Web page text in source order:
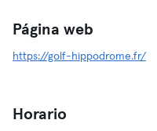
Página web
https://golf-hippodrome.fr/
Horario